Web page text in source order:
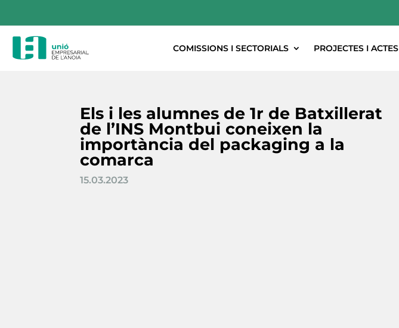
COMISSIONS I SECTORIALS PROJECTES I ACTES
Els i les alumnes de 1r de Batxillerat
de l’INS Montbui coneixen la
importància del packaging a la
comarca
15.03.2023